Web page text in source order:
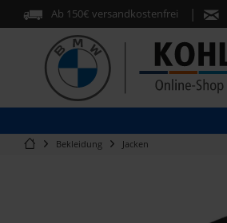
Ab 150€ versandkostenfrei
Bekleidung Jacken